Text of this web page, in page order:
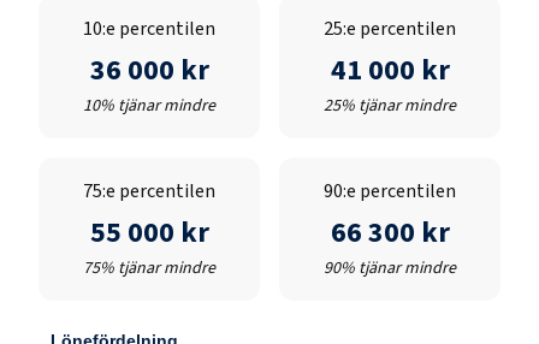
10:e percentilen
36 000 kr
10% tjänar mindre
25:e percentilen
41 000 kr
25% tjänar mindre
75:e percentilen
55 000 kr
75% tjänar mindre
90:e percentilen
66 300 kr
90% tjänar mindre
Lönefördelning